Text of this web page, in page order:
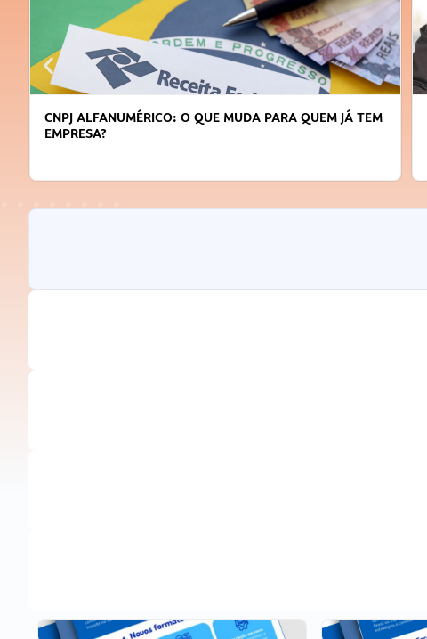
DICAS PARA OBTER CRÉDITO